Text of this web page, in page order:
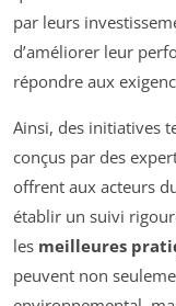
par leurs
d’améliorer leur
répondre aux
Ainsi, des initiatives
conçus par des
offrent aux acteurs
établir un suivi
les meilleures
peuvent non